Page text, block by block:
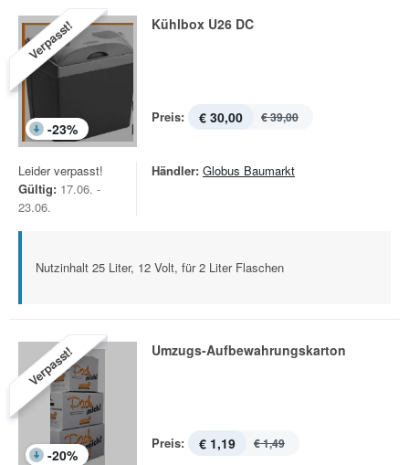
Verpasst!
-23%
Kühlbox U26 DC
Preis: € 30,00 € 39,00
Leider verpasst!
Gültig: 17.06. -
23.06.
Händler: Globus Baumarkt
Nutzinhalt 25 Liter, 12 Volt, für 2 Liter Flaschen
Verpasst!
-20%
Umzugs-Aufbewahrungskarton
Preis: € 1,19 € 1,49